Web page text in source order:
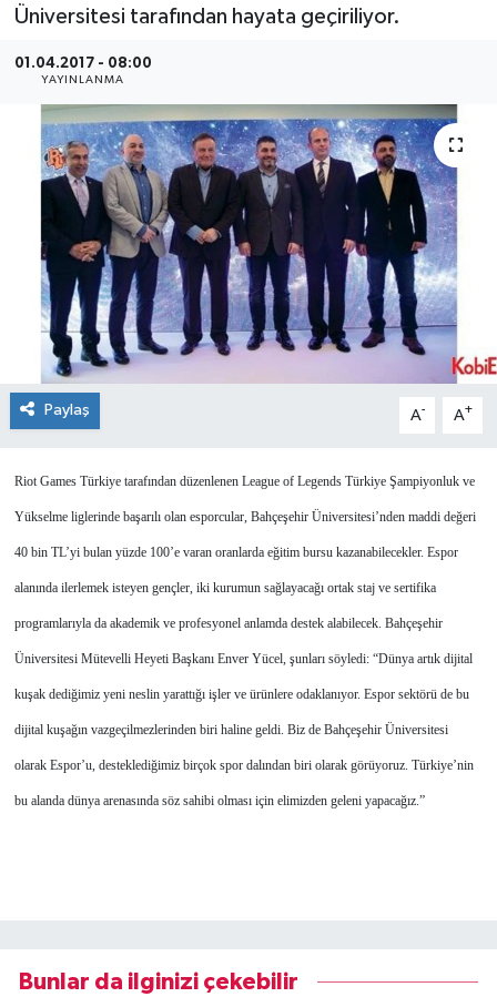
Üniversitesi tarafından hayata geçiriliyor.
01.04.2017 - 08:00
YAYINLANMA
Paylaş A- A+
Riot Games Türkiye tarafından düzenlenen League of Legends Türkiye Şampiyonluk ve
Yükselme liglerinde başarılı olan esporcular, Bahçeşehir Üniversitesi’nden maddi değeri
40 bin TL’yi bulan yüzde 100’e varan oranlarda eğitim bursu kazanabilecekler. Espor
alanında ilerlemek isteyen gençler, iki kurumun sağlayacağı ortak staj ve sertifika
programlarıyla da akademik ve profesyonel anlamda destek alabilecek. Bahçeşehir
Üniversitesi Mütevelli Heyeti Başkanı Enver Yücel, şunları söyledi: “Dünya artık dijital
kuşak dediğimiz yeni neslin yarattığı işler ve ürünlere odaklanıyor. Espor sektörü de bu
dijital kuşağın vazgeçilmezlerinden biri haline geldi. Biz de Bahçeşehir Üniversitesi
olarak Espor’u, desteklediğimiz birçok spor dalından biri olarak görüyoruz. Türkiye’nin
bu alanda dünya arenasında söz sahibi olması için elimizden geleni yapacağız.”
Bunlar da ilginizi çekebilir
SÖYLEŞİ
ÜLKE
YAŞAM